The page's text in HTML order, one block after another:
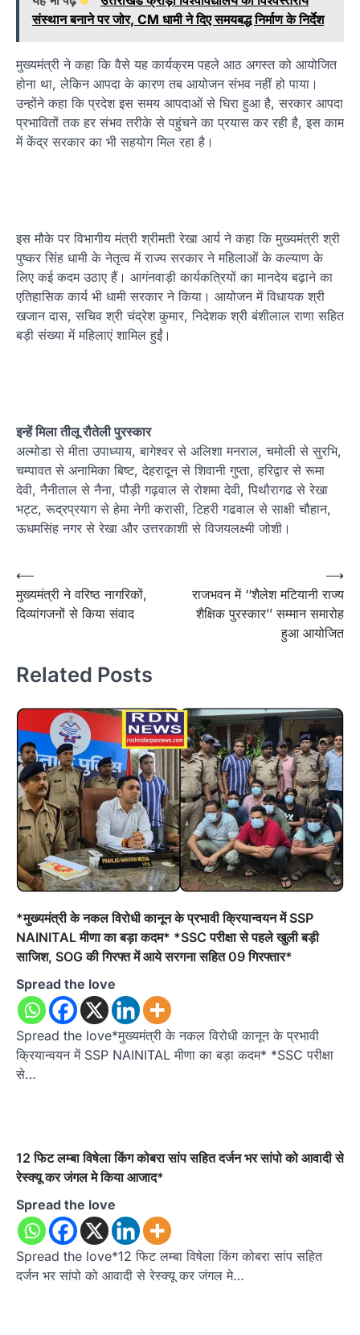
संस्थान बनाने पर जोर, CM धामी ने दिए समयबद्ध निर्माण के निर्देश
मुख्यमंत्री ने कहा कि वैसे यह कार्यक्रम पहले आठ अगस्त को आयोजित
होना था, लेकिन आपदा के कारण तब आयोजन संभव नहीं हो पाया।
उन्होंने कहा कि प्रदेश इस समय आपदाओं से घिरा हुआ है, सरकार आपदा
प्रभावितों तक हर संभव तरीके से पहुंचने का प्रयास कर रही है, इस काम
में केंद्र सरकार का भी सहयोग मिल रहा है।
इस मौके पर विभागीय मंत्री श्रीमती रेखा आर्य ने कहा कि मुख्यमंत्री श्री
पुष्कर सिंह धामी के नेतृत्व में राज्य सरकार ने महिलाओं के कल्याण के
लिए कई कदम उठाए हैं। आगंनवाड़ी कार्यकत्रियों का मानदेय बढ़ाने का
एतिहासिक कार्य भी धामी सरकार ने किया। आयोजन में विधायक श्री
खजान दास, सचिव श्री चंद्रेश कुमार, निदेशक श्री बंशीलाल राणा सहित
बड़ी संख्या में महिलाएं शामिल हुईं।
इन्हें मिला तीलू रौतेली पुरस्कार
अल्मोडा से मीता उपाध्याय, बागेश्वर से अलिशा मनराल, चमोली से सुरभि,
चम्पावत से अनामिका बिष्ट, देहरादून से शिवानी गुप्ता, हरिद्वार से रूमा
देवी, नैनीताल से नैना, पौड़ी गढ़वाल से रोशमा देवी, पिथौरागढ से रेखा
भट्ट, रूद्रप्रयाग से हेमा नेगी करासी, टिहरी गढवाल से साक्षी चौहान,
ऊधमसिंह नगर से रेखा और उत्तरकाशी से विजयलक्ष्मी जोशी।
Post
navigation
⟵
मुख्यमंत्री ने वरिष्ठ नागरिकों,
दिव्यांगजनों से किया संवाद
राजभवन में ‘‘शैलेश मटियानी राज्य
शैक्षिक पुरस्कार’’ सम्मान समारोह
हुआ आयोजित
⟶
Related Posts
*मुख्यमंत्री के नकल विरोधी कानून के प्रभावी क्रियान्वयन में SSP
NAINITAL मीणा का बड़ा कदम* *SSC परीक्षा से पहले खुली बड़ी
साजिश, SOG की गिरफ्त में आये सरगना सहित 09 गिरफ्तार*
Spread the love
Spread the love*मुख्यमंत्री के नकल विरोधी कानून के प्रभावी
क्रियान्वयन में SSP NAINITAL मीणा का बड़ा कदम* *SSC परीक्षा
से…
12 फिट लम्बा विषेला किंग कोबरा सांप सहित दर्जन भर सांपो को आवादी से
रेस्क्यू कर जंगल‌‌ मे‌ किया आजाद*
Spread the love
Spread the love*12 फिट लम्बा विषेला किंग कोबरा सांप सहित
दर्जन भर सांपो को आवादी से रेस्क्यू कर जंगल‌‌ मे‌…